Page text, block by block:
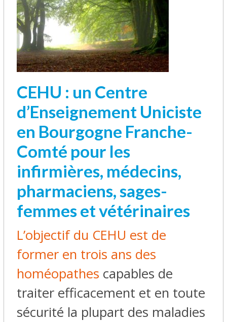
CEHU : un Centre
d’Enseignement Uniciste
en Bourgogne Franche-
Comté pour les
infirmières, médecins,
pharmaciens, sages-
femmes et vétérinaires
L’objectif du CEHU est de
former en trois ans des
homéopathes capables de
traiter efficacement et en toute
sécurité la plupart des maladies